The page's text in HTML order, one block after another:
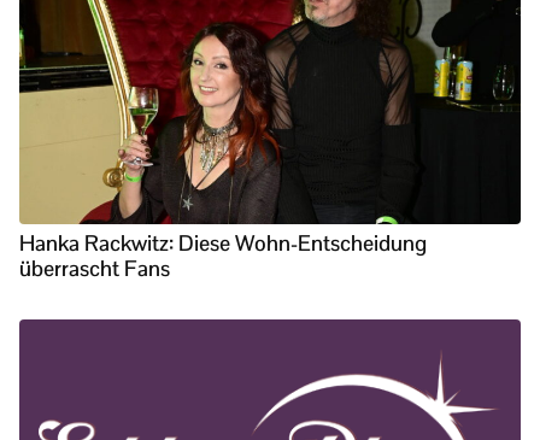
Hanka Rackwitz: Diese Wohn-Entscheidung
überrascht Fans